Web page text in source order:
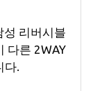
성 리버시블
다른 2WAY
다.